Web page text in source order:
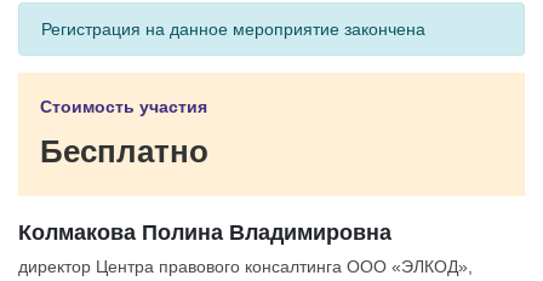
Колмакова Полина Владимировна
директор Центра правового консалтинга ООО «ЭЛКОД»,
Регистрация на данное мероприятие закончена
Стоимость участия
Бесплатно